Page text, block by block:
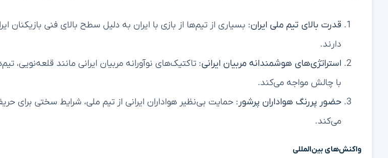
قدرت بالای تیم ملی ایران: بسیاری از تیم‌ها از بازی با ایران به دلیل سطح بالای فنی بازیکنان
دارند.
استراتژی‌های هوشمندانه مربیان ایرانی: تاکتیک‌های نوآورانه مربیان ایرانی مانند قلعه‌نویی،
با چالش مواجه می‌کند.
حضور پررنگ هواداران پرشور : حمایت بی‌نظیر هواداران ایرانی از تیم ملی، شرایط سختی برای
می‌کند.
واکنش‌های بین‌المللی